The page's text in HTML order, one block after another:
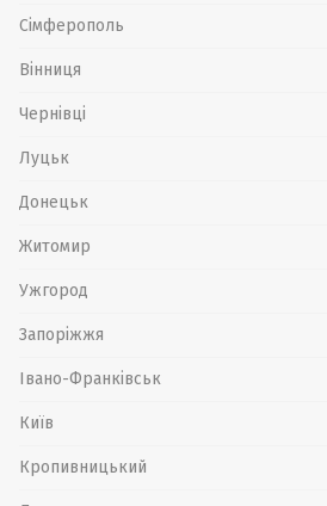
Сімферополь
Вінниця
Чернівці
Луцьк
Донецьк
Житомир
Ужгород
Запоріжжя
Івано-Франківськ
Київ
Кропивницький